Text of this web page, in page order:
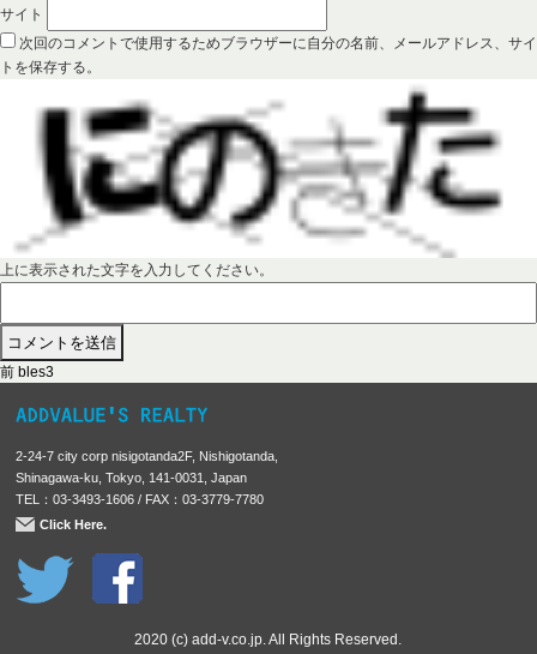
サイト
次回のコメントで使用するためブラウザーに自分の名前、メールアドレス、サイ
トを保存する。
上に表示された文字を入力してください。
投
稿
ビ
ゲ
ー
シ
ョ
前 前
投
:
bles3
2-24-7 city corp nisigotanda2F, Nishigotanda,
Shinagawa-ku, Tokyo, 141-0031, Japan
TEL：03-3493-1606 / FAX：03-3779-7780
Click Here.
2020 (c) add-v.co.jp. All Rights Reserved.